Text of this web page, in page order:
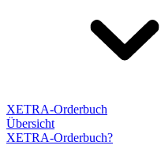
XETRA-Orderbuch
Übersicht
XETRA-Orderbuch?